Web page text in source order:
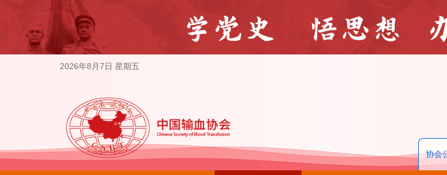
2026年8月7日 星期五
协会